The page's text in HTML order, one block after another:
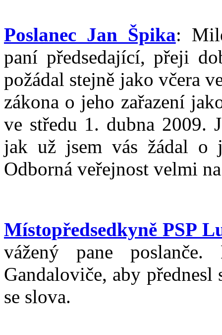
Poslanec Jan Špika:
paní předsedající, přeji
požádal stejně jako včera
zákona o jeho zařazení
ve středu 1. dubna 2009.
jak už jsem vás žádal o
Odborná veřejnost velmi
Místopředsedkyně PSP
vážený pane
Gandaloviče, aby
se slova.